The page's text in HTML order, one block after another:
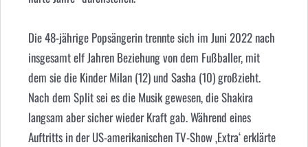
Die 48-jährige Popsängerin trennte sich im Juni 2022 nach
insgesamt elf Jahren Beziehung von dem Fußballer, mit
dem sie die Kinder Milan (12) und Sasha (10) großzieht.
Nach dem Split sei es die Musik gewesen, die Shakira
langsam aber sicher wieder Kraft gab. Während eines
Auftritts in der US-amerikanischen TV-Show ‚Extra‘ erklärte